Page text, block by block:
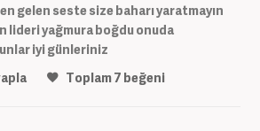
gelen seste size baharı yaratmayın
lideri yağmura boğdu onuda
iyi günleriniz
Toplam7 beğeni